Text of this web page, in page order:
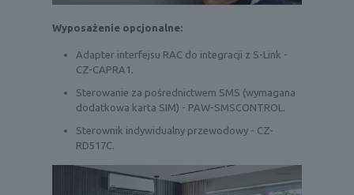
Wyposażenie opcjonalne:
Adapter interfejsu RAC do integracji z S-Link -
CZ-CAPRA1.
Sterowanie za pośrednictwem SMS (wymagana
dodatkowa karta SIM) - PAW-SMSCONTROL.
Sterownik indywidualny przewodowy - CZ-
RD517C.